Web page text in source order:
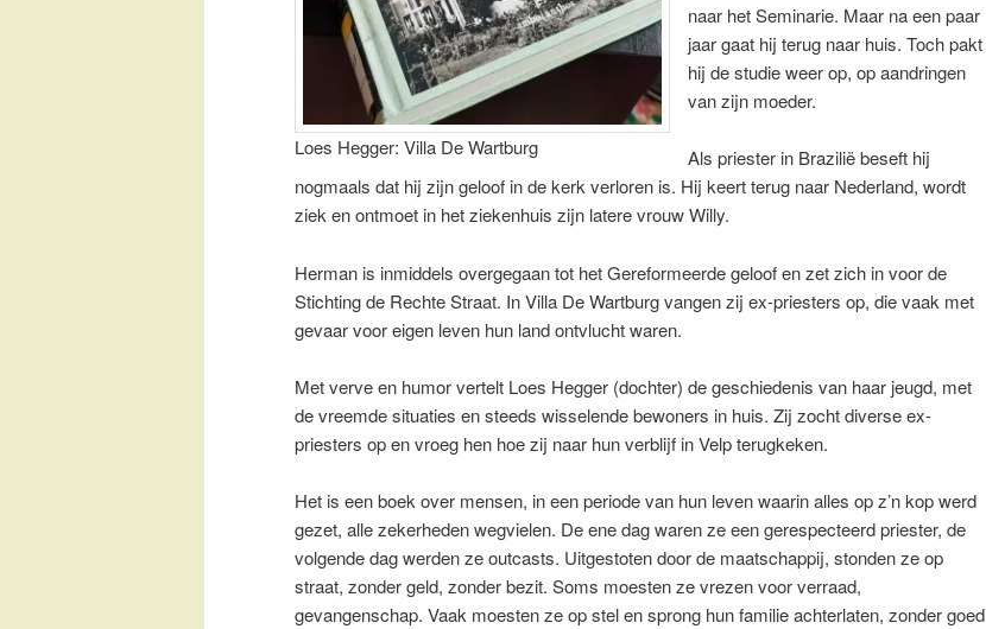
Loes Hegger: Villa De Wartburg
naar het Seminarie. Maar na een paar
jaar gaat hij terug naar huis. Toch pakt
hij de studie weer op, op aandringen
van zijn moeder.
Als priester in Brazilië beseft hij
nogmaals dat hij zijn geloof in de kerk verloren is. Hij keert terug naar Nederland, wordt
ziek en ontmoet in het ziekenhuis zijn latere vrouw Willy.
Herman is inmiddels overgegaan tot het Gereformeerde geloof en zet zich in voor de
Stichting de Rechte Straat. In Villa De Wartburg vangen zij ex-priesters op, die vaak met
gevaar voor eigen leven hun land ontvlucht waren.
Met verve en humor vertelt Loes Hegger (dochter) de geschiedenis van haar jeugd, met
de vreemde situaties en steeds wisselende bewoners in huis. Zij zocht diverse ex-
priesters op en vroeg hen hoe zij naar hun verblijf in Velp terugkeken.
Het is een boek over mensen, in een periode van hun leven waarin alles op z’n kop werd
gezet, alle zekerheden wegvielen. De ene dag waren ze een gerespecteerd priester, de
volgende dag werden ze outcasts. Uitgestoten door de maatschappij, stonden ze op
straat, zonder geld, zonder bezit. Soms moesten ze vrezen voor verraad,
gevangenschap. Vaak moesten ze op stel en sprong hun familie achterlaten, zonder goed